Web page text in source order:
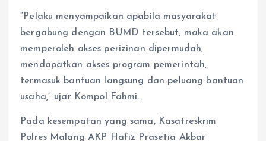
“Pelaku menyampaikan apabila masyarakat
bergabung dengan BUMD tersebut, maka akan
memperoleh akses perizinan dipermudah,
mendapatkan akses program pemerintah,
termasuk bantuan langsung dan peluang bantuan
usaha,” ujar Kompol Fahmi.
Pada kesempatan yang sama, Kasatreskrim
Polres Malang AKP Hafiz Prasetia Akbar